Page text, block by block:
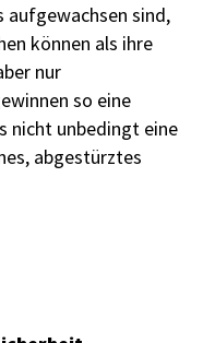
aufgewachsen sind,
können als ihre
nur
so eine
nicht unbedingt eine
abgestürztes